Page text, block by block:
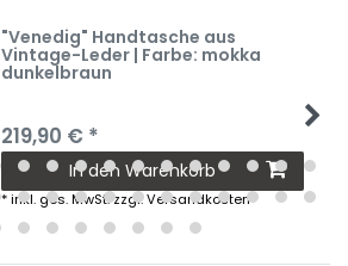
"Venedig" Handtasche aus
Vintage-Leder | Farbe: mokka
dunkelbraun
219,90 € *
In den Warenkorb
*inkl. ges. MwSt.zzgl.Versandkosten